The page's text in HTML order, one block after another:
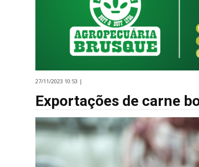
27/11/2023 10:53 |
Exportações de carne